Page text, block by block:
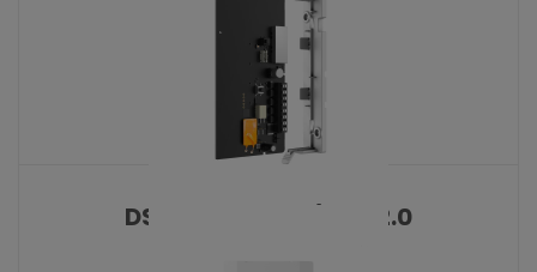
KATALOŠKI BROJ: 10428
DS-PR501-HWE/Unit 2.0